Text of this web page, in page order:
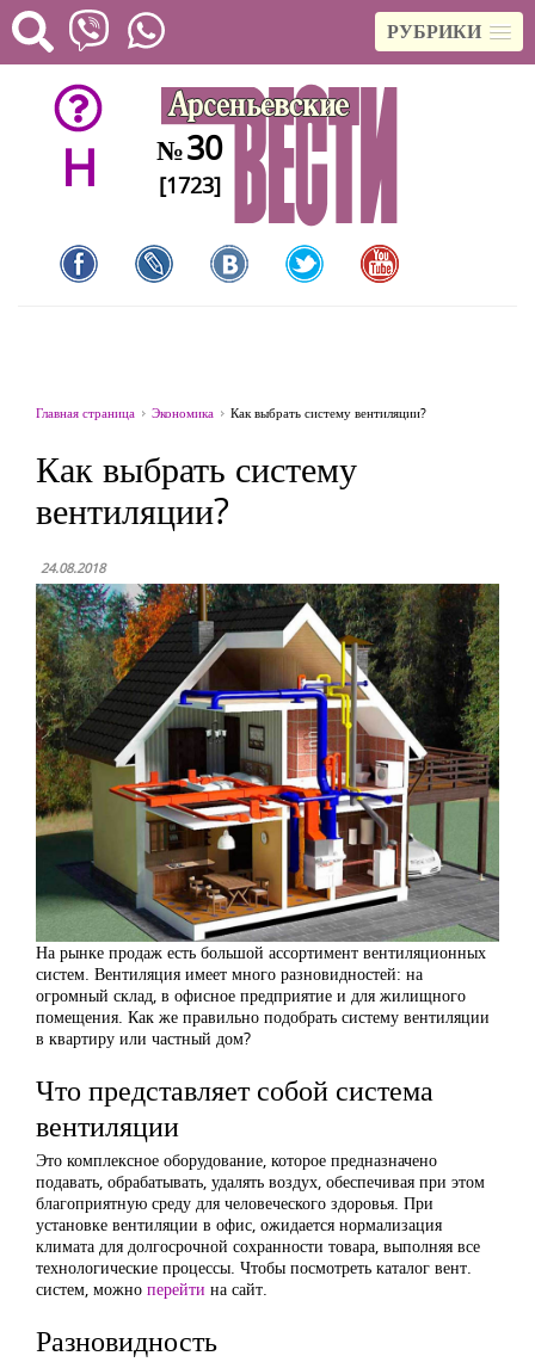
РУБРИКИ
H №30
[1723]
Главная страница Экономика Как выбрать систему вентиляции?
Как выбрать систему
вентиляции?
24.08.2018
На рынке продаж есть большой ассортимент вентиляционных
систем. Вентиляция имеет много разновидностей: на
огромный склад, в офисное предприятие и для жилищного
помещения. Как же правильно подобрать систему вентиляции
в квартиру или частный дом?
Что представляет собой система
вентиляции
Это комплексное оборудование, которое предназначено
подавать, обрабатывать, удалять воздух, обеспечивая при этом
благоприятную среду для человеческого здоровья. При
установке вентиляции в офис, ожидается нормализация
климата для долгосрочной сохранности товара, выполняя все
технологические процессы. Чтобы посмотреть каталог вент.
систем, можно перейти на сайт.
Разновидность